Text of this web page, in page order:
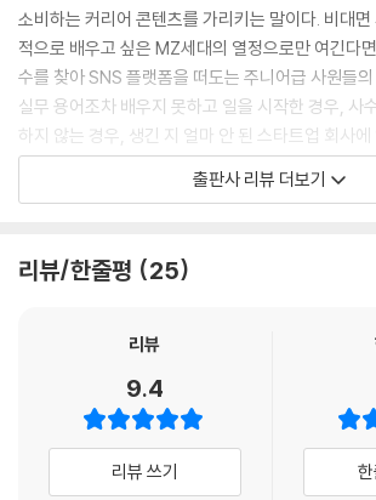
나에게 안정이란 ‘매일 조금씩이라도 나아지고 있
금 생각하는 것을 내년에도 똑같이 생각하고, 지금
같이 하는 것이야말로 불안한 상태 아닐까? 조직에
엔 반드시 유통기한이 있다. 나는 원하는 만큼 원하
식으로 일을 하고 싶다. 다른 사람이 직장에서 느끼
체감을 줬고, 그 정체감에서 벗어날 때마다 나는 점
한계를 뛰어넘고 있다고 생각한다.
---「나는 구덩이에서 나와야 했다」중에서
강점과 약점에 관해 우리가 흔히 갖는 편견이 있다.
해진다는 편견이다. 그러나 강점은 저절로 빛나는
재능에 기술과 지식을 더하며 단련해야 한다. 마지
에 달려 있다는 편견이다. 그러나 무작정 노력하는
기 쉽다. 강점이 있는 분야에서의 성공은 노력 에 달
---「중력을 탓하지 마라」중에서
소비하는 커리어 콘텐츠를 가리키는 말이다. 비대
적으로 배우고 싶은 MZ세대의 열정으로만 여긴다
수를 찾아 SNS 플랫폼을 떠도는 주니어급 사원들
실무 용어조차 배우지 못하고 일을 시작한 경우, 사
하지 않는 경우, 생긴 지 얼마 안 된 스타트업 회사
만 그들이 랜선 사수를 찾는 덴 명백한 두 가지 공통
일 잘하는 법을 가르쳐 줄 존재가 없다는 것, 그럼에
『사수가 없어도 괜찮습니다』는 제8회 브런치북 프
착실히 실력을 쌓아 실천 기록 커뮤니티 ‘한달어스’
작가는 일을 잘하고 싶다는 단순한 욕망으로 숱한
과물을 내놓는 디자이너로 자랐고, 연 매출 1억 원을
주하지 않고 사람들을 이끌고 북돋는 사업가로 거듭
직접 부딪히고 깨지며 얻은 교훈과 자기 성장의 비
출판사 리뷰 더보기
리뷰/한줄평 25
리뷰
9.4
리뷰 쓰기